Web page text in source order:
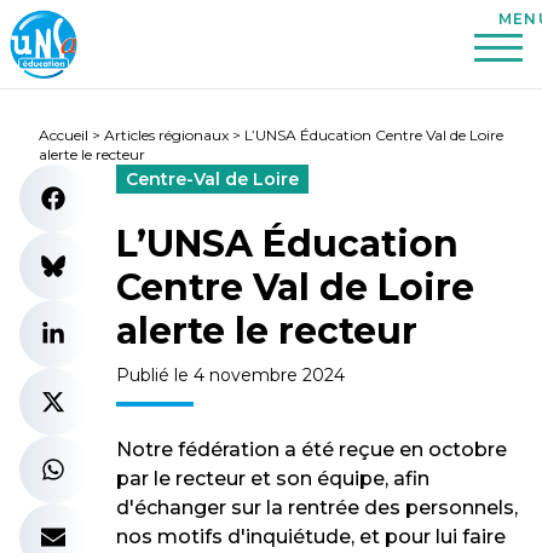
Accueil > Articles régionaux > L’UNSA Éducation Centre Val de Loire
alerte le recteur
Centre-Val de Loire
L’UNSA Éducation
Centre Val de Loire
alerte le recteur
Publié le 4 novembre 2024
Notre fédération a été reçue en octobre
par le recteur et son équipe, afin
d'échanger sur la rentrée des personnels,
nos motifs d'inquiétude, et pour lui faire